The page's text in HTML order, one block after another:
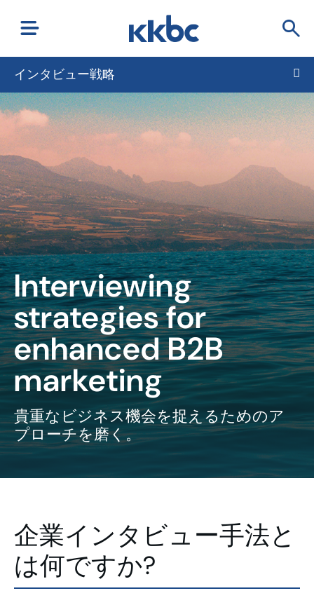
インタビュー戦略
Interviewing
strategies for
enhanced B2B
marketing
貴重なビジネス機会を捉えるためのア
プローチを磨く。
企業インタビュー手法と
は何ですか?